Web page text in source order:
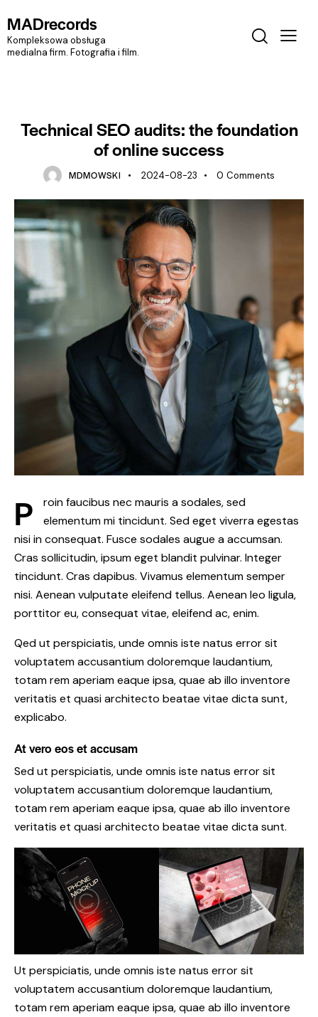
MADrecords
Kompleksowa obsługa
medialna firm. Fotografia i film.
Technical SEO audits: the foundation
of online success
MDMOWSKI 2024-08-23 0 Comments
P
roin faucibus nec mauris a sodales, sed
elementum mi tincidunt. Sed eget viverra egestas
nisi in consequat. Fusce sodales augue a accumsan.
Cras sollicitudin, ipsum eget blandit pulvinar. Integer
tincidunt. Cras dapibus. Vivamus elementum semper
nisi. Aenean vulputate eleifend tellus. Aenean leo ligula,
porttitor eu, consequat vitae, eleifend ac, enim.
Qed ut perspiciatis, unde omnis iste natus error sit
voluptatem accusantium doloremque laudantium,
totam rem aperiam eaque ipsa, quae ab illo inventore
veritatis et quasi architecto beatae vitae dicta sunt,
explicabo.
At vero eos et accusam
Sed ut perspiciatis, unde omnis iste natus error sit
voluptatem accusantium doloremque laudantium,
totam rem aperiam eaque ipsa, quae ab illo inventore
veritatis et quasi architecto beatae vitae dicta sunt.
Ut perspiciatis, unde omnis iste natus error sit
voluptatem accusantium doloremque laudantium,
totam rem aperiam eaque ipsa, quae ab illo inventore